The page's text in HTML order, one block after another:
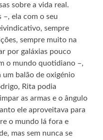
sobre a vida real.
ela com o seu
sempre
sempre muito na
por galáxias pouco
o mundo quotidiano –,
um balão de oxigénio
Rita podia
as armas e o ângulo
ele aproveitava para
o mundo lá fora e
mas sem nunca se